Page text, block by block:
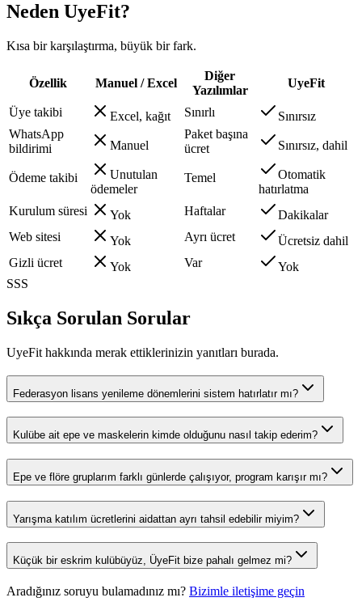
Neden UyeFit?
Kısa bir karşılaştırma, büyük bir fark.
Özellik Manuel / Excel
Diğer
Yazılımlar
UyeFit
Üye takibi Excel, kağıt Sınırlı
Sınırsız
WhatsApp
bildirimi
Manuel
Paket başına
ücret
Sınırsız, dahil
Ödeme takibi
Unutulan
ödemeler
Temel
Otomatik
hatırlatma
Kurulum süresi
Yok Haftalar
Dakikalar
Web sitesi
Yok Ayrı ücret
Ücretsiz dahil
Gizli ücret
Yok Var
Yok
SSS
Sıkça Sorulan Sorular
UyeFit hakkında merak ettiklerinizin yanıtları burada.
Federasyon lisans yenileme dönemlerini sistem hatırlatır mı?
Kulübe ait epe ve maskelerin kimde olduğunu nasıl takip ederim?
Epe ve flöre gruplarım farklı günlerde çalışıyor, program karışır mı?
Yarışma katılım ücretlerini aidattan ayrı tahsil edebilir miyim?
Küçük bir eskrim kulübüyüz, ÜyeFit bize pahalı gelmez mi?
Aradığınız soruyu bulamadınız mı? Bizimle iletişime geçin